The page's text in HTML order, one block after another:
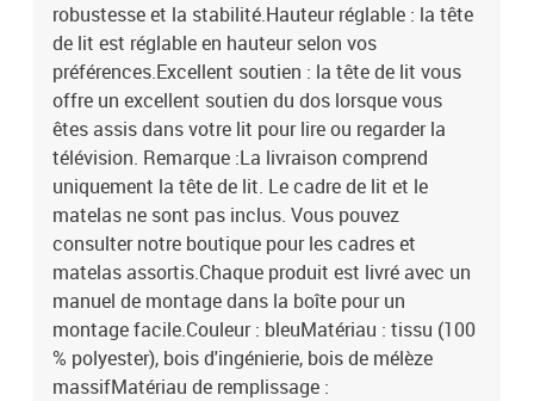
robustesse et la stabilité.Hauteur réglable : la tête
de lit est réglable en hauteur selon vos
préférences.Excellent soutien : la tête de lit vous
offre un excellent soutien du dos lorsque vous
êtes assis dans votre lit pour lire ou regarder la
télévision. Remarque :La livraison comprend
uniquement la tête de lit. Le cadre de lit et le
matelas ne sont pas inclus. Vous pouvez
consulter notre boutique pour les cadres et
matelas assortis.Chaque produit est livré avec un
manuel de montage dans la boîte pour un
montage facile.Couleur : bleuMatériau : tissu (100
% polyester), bois d'ingénierie, bois de mélèze
massifMatériau de remplissage :